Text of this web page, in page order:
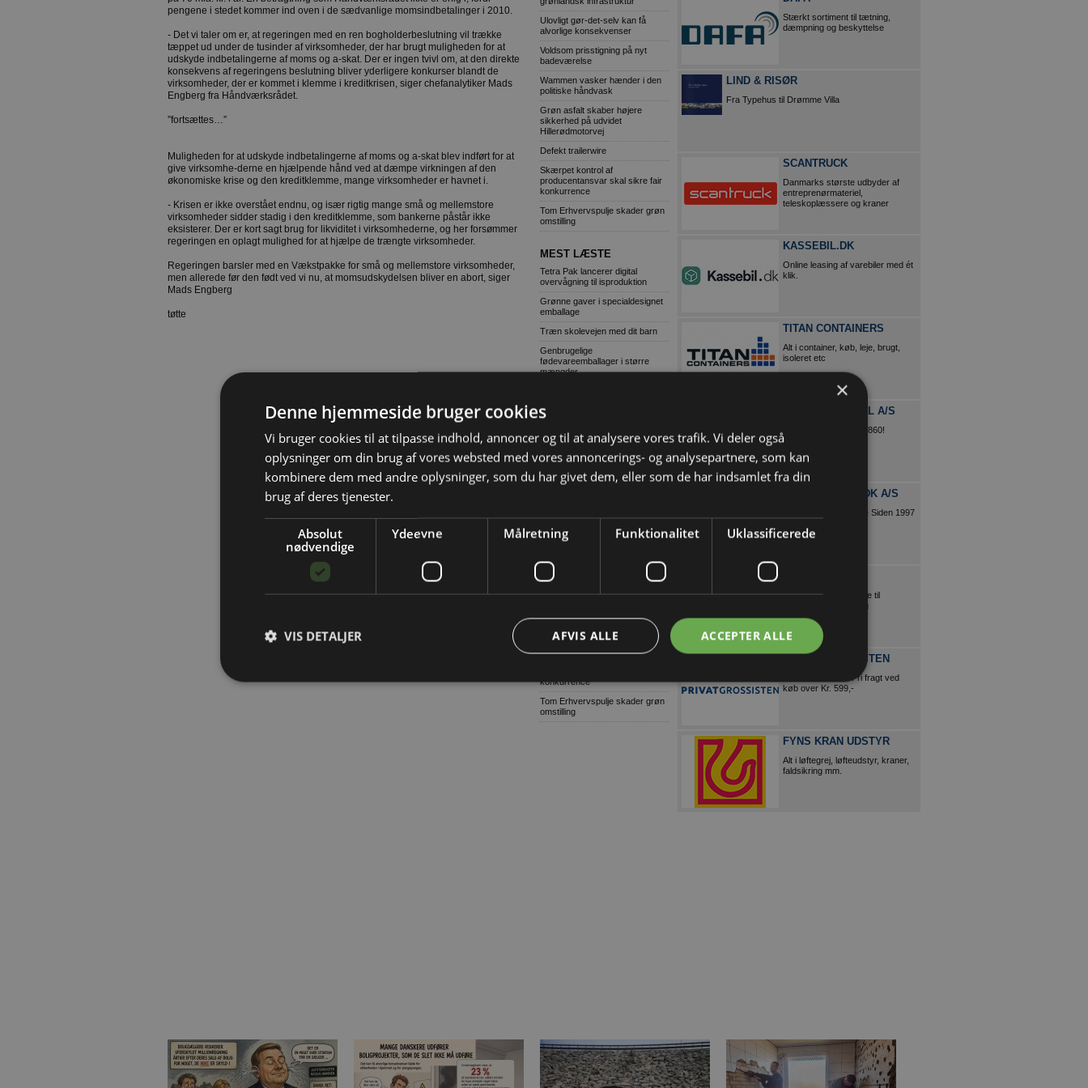
pengene i stedet kommer ind oven i de sædvanlige momsindbetalinger i 2010.
- Det vi taler om er, at regeringen med en ren bogholderbeslutning vil trække
tæppet ud under de tusinder af virksomheder, der har brugt muligheden for at
udskyde indbetalingerne af moms og a-skat. Der er ingen tvivl om, at den direkte
konsekvens af regeringens beslutning bliver yderligere konkurser blandt de
virksomheder, der er kommet i klemme i kreditkrisen, siger chefanalytiker Mads
Engberg fra Håndværksrådet.
”fortsættes…”
Muligheden for at udskyde indbetalingerne af moms og a-skat blev indført for at
give virksomhe-derne en hjælpende hånd ved at dæmpe virkningen af den
økonomiske krise og den kreditklemme, mange virksomheder er havnet i.
- Krisen er ikke overstået endnu, og især rigtig mange små og mellemstore
virksomheder sidder stadig i den kreditklemme, som bankerne påstår ikke
eksisterer. Der er kort sagt brug for likviditet i virksomhederne, og her forsømmer
regeringen en oplagt mulighed for at hjælpe de trængte virksomheder.
Regeringen barsler med en Vækstpakke for små og mellemstore virksomheder,
men allerede før den født ved vi nu, at momsudskydelsen bliver en abort, siger
Mads Engberg
tøtte
Ulovligt gør-det-selv kan få
alvorlige konsekvenser
Voldsom prisstigning på nyt
badeværelse
Wammen vasker hænder i den
politiske håndvask
Grøn asfalt skaber højere
sikkerhed på udvidet
Hillerødmotorvej
Defekt trailerwire
Skærpet kontrol af
producentansvar skal sikre fair
konkurrence
Tom Erhvervspulje skader grøn
omstilling
MEST LÆSTE
Tetra Pak lancerer digital
overvågning til isproduktion
Grønne gaver i specialdesignet
emballage
Træn skolevejen med dit barn
Genbrugelige
fødevareemballager i større
mængder
Lagerudlejning blandt årets
største
Ni ud af ti virksomheder oplever
komplekse cybertrusler
Danske soldater har arbejdet på
alvorlige konsekvenser
Voldsom prisstigning på nyt
Wammen vasker hænder i den
politiske håndvask
Hillerødmotorvej
Defekt trailerwire
konkurrence
Tom Erhvervspulje skader grøn
omstilling
Stærkt sortiment til tætning,
dæmpning og beskyttelse
LIND & RISØR
Fra Typehus til Drømme Villa
SCANTRUCK
Danmarks største udbyder af
entreprenørmateriel,
teleskoplæssere og kraner
KASSEBIL.DK
Online leasing af varebiler med ét
klik.
TITAN CONTAINERS
Alt i container, køb, leje, brugt,
isoleret etc
JACOBI TAGTEGL A/S
Tysk kvalitets siden 1860!
FLOTTEGULVE.DK A/S
Salg og montering •••• Siden 1997
Udlejning af containere til
opbevaring og flytning
PRIVATGROSSISTEN
Køb VVS online - Fri fragt ved
køb over Kr. 599,-
FYNS KRAN UDSTYR
Alt i løftegrej, løfteudstyr, kraner,
faldsikring mm.
×
Denne hjemmeside bruger cookies
Vi bruger cookies til at tilpasse indhold, annoncer og til at analysere vores trafik. Vi deler også
oplysninger om din brug af vores websted med vores annoncerings- og analysepartnere, som kan
kombinere dem med andre oplysninger, som du har givet dem, eller som de har indsamlet fra din
brug af deres tjenester.
Absolut
nødvendige
Ydeevne Målretning Funktionalitet Uklassificerede
ACCEPTER ALLE
AFVIS ALLE
VIS DETALJER